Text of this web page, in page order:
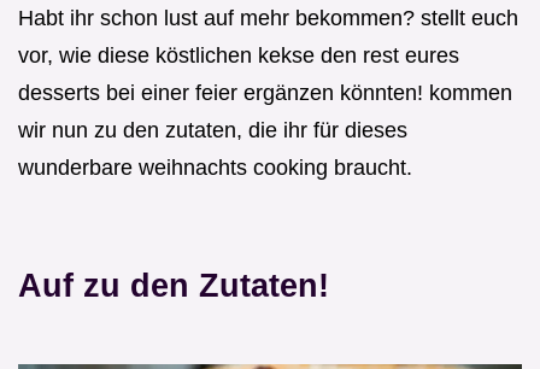
Habt ihr schon lust auf mehr bekommen? stellt euch
vor, wie diese köstlichen kekse den rest eures
desserts bei einer feier ergänzen könnten! kommen
wir nun zu den zutaten, die ihr für dieses
wunderbare weihnachts cooking braucht.
Auf zu den Zutaten!